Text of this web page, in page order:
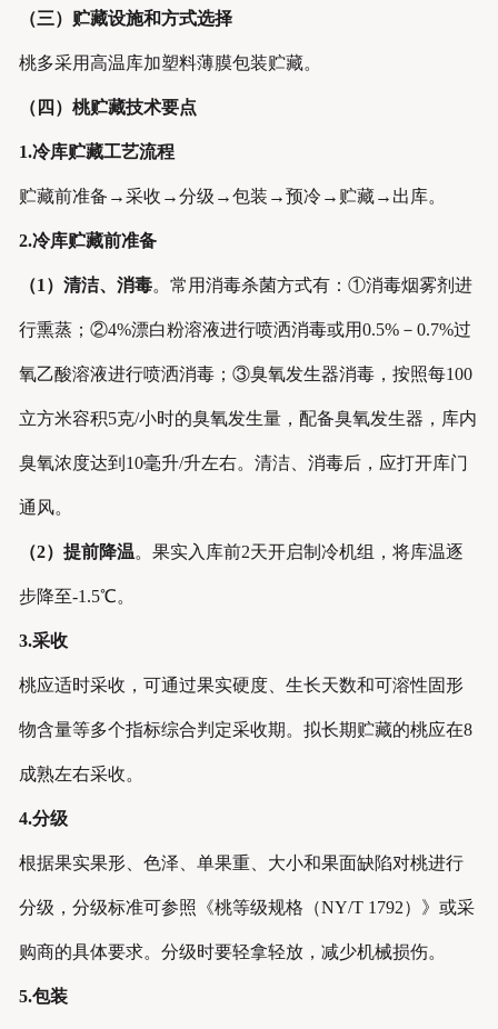
（三）贮藏设施和方式选择
桃多采用高温库加塑料薄膜包装贮藏。
（四）桃贮藏技术要点
1.冷库贮藏工艺流程
贮藏前准备→采收→分级→包装→预冷→贮藏→出库。
2.冷库贮藏前准备
（1） 清洁、消毒。常用消毒杀菌方式有：①消毒烟雾剂进
行熏蒸；②4%漂白粉溶液进行喷洒消毒或用0.5%－0.7%过
氧乙酸溶液进行喷洒消毒；③臭氧发生器消毒，按照每100
立方米容积5克/小时的臭氧发生量，配备臭氧发生器，库内
臭氧浓度达到10毫升/升左右。清洁、消毒后，应打开库门
通风。
（2） 提前降温。果实入库前2天开启制冷机组，将库温逐
步降至-1.5℃。
3.采收
桃应适时采收，可通过果实硬度、生长天数和可溶性固形
物含量等多个指标综合判定采收期。拟长期贮藏的桃应在8
成熟左右采收。
4.分级
根据果实果形、色泽、单果重、大小和果面缺陷对桃进行
分级，分级标准可参照《桃等级规格（NY/T 1792）》或采
购商的具体要求。分级时要轻拿轻放，减少机械损伤。
5.包装